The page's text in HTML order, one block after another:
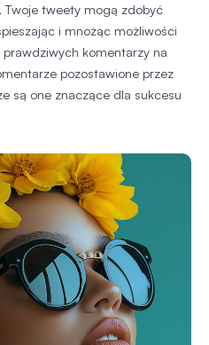
tweety mogą zdobyć
i mnożąc możliwości
komentarzy na
pozostawione przez
są one znaczące dla sukcesu